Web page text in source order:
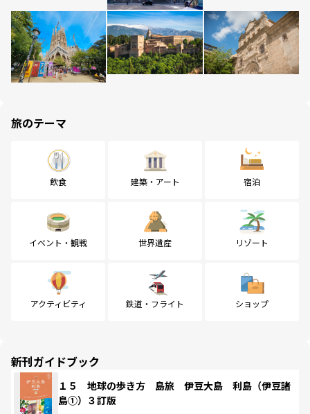
旅のテーマ
飲食 建築・アート 宿泊
イベント・観戦 世界遺産 リゾート
アクティビティ 鉄道・フライト ショップ
新刊ガイドブック
１５ 地球の歩き方 島旅 伊豆大島 利島（伊豆諸
島①）３訂版